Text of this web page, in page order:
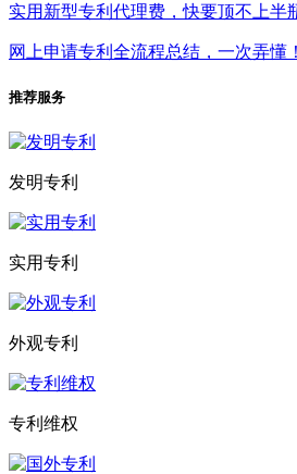
实用新型专利代理费，快要顶不上
网上申请专利全流程总结，一次弄懂！
推荐服务
发明专利
实用专利
外观专利
专利维权